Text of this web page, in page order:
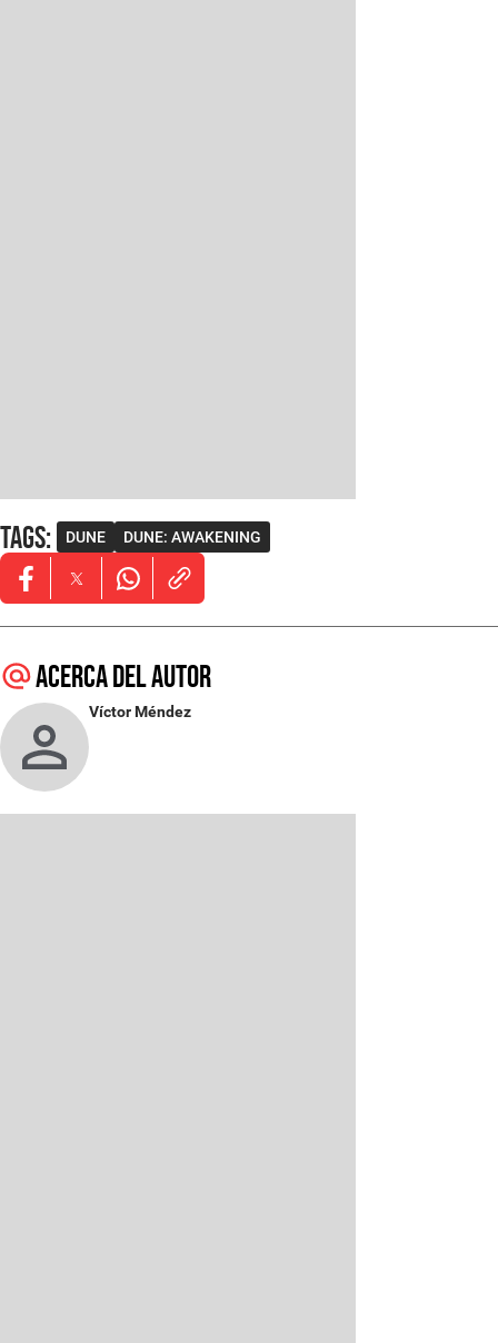
Tags: DUNE DUNE: AWAKENING
Opens in new window
Opens in new window
Opens in new window
Acerca del autor
Víctor Méndez